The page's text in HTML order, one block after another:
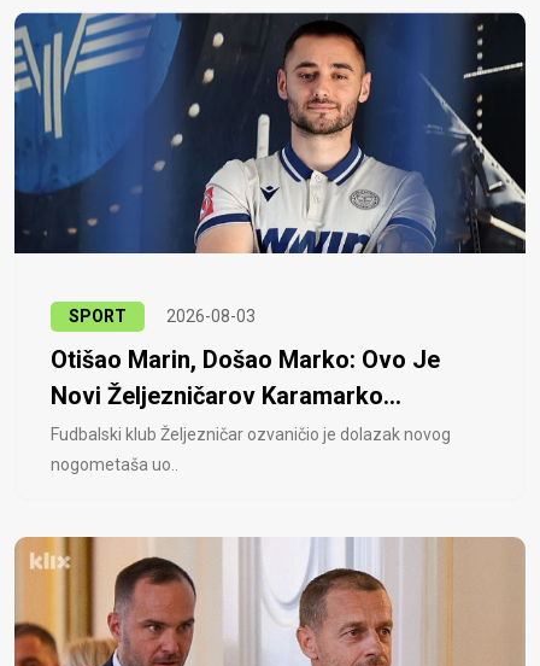
SPORT 2026-08-03
Otišao Marin, Došao Marko: Ovo Je
Novi Željezničarov Karamarko...
Fudbalski klub Željezničar ozvaničio je dolazak novog
nogometaša uo..